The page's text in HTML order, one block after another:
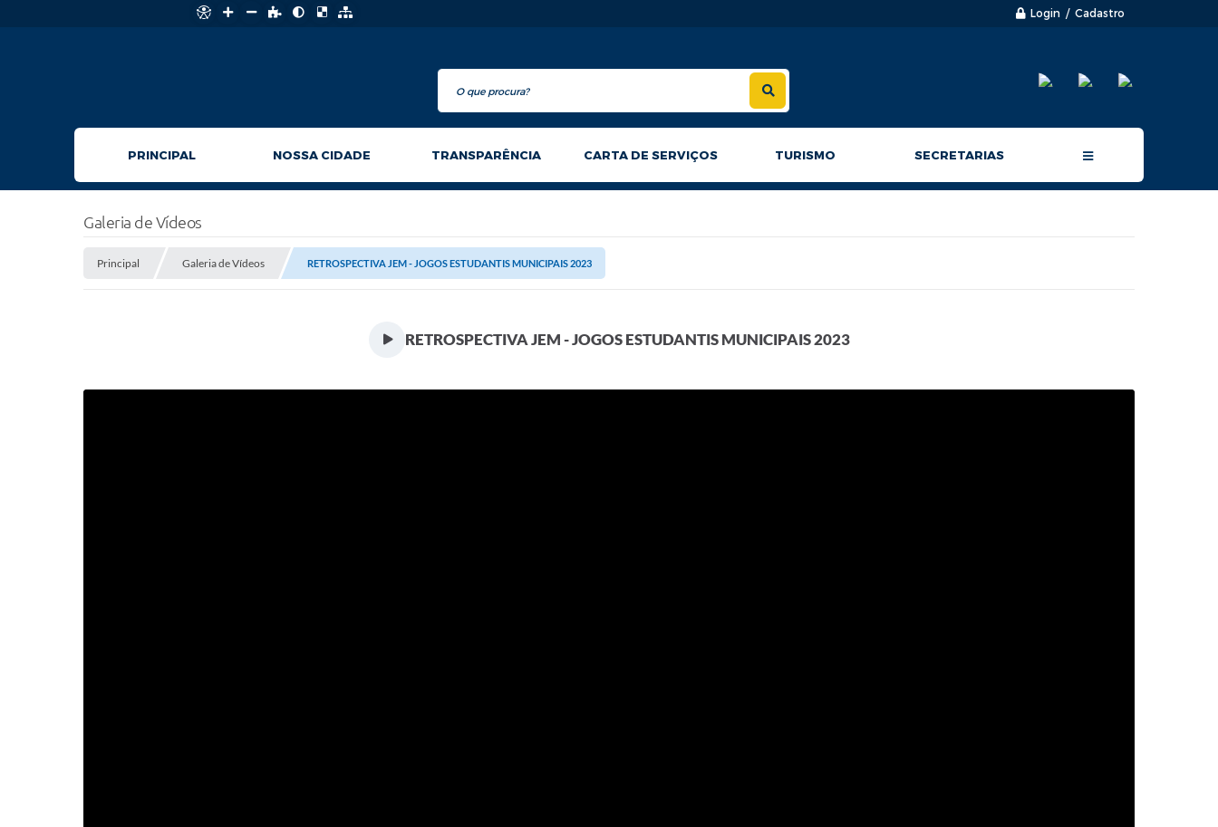
Login / Cadastro
PRINCIPAL NOSSA CIDADE TRANSPARÊNCIA CARTA DE SERVIÇOS TURISMO SECRETARIAS
Galeria de Vídeos
Principal Galeria de Vídeos RETROSPECTIVA JEM - JOGOS ESTUDANTIS MUNICIPAIS 2023
RETROSPECTIVA JEM - JOGOS ESTUDANTIS MUNICIPAIS 2023